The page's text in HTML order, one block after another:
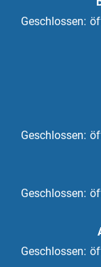
Klicken, um
Geschlossen:
Klicken, um
Geschlossen:
Klicken, um
Geschlossen:
Klicken, um
Geschlossen: